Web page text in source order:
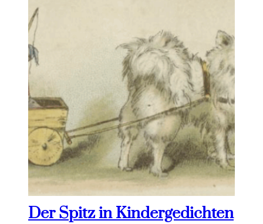
Der Spitz in Kindergedichten